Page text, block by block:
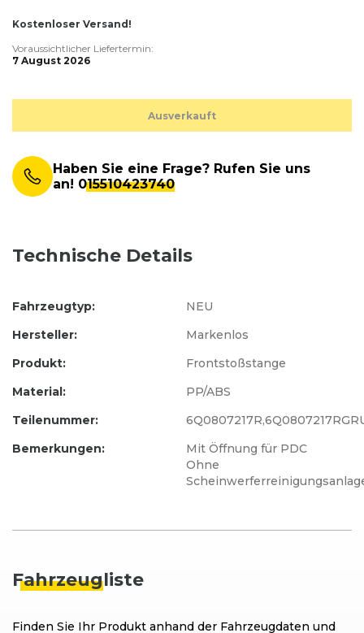
Kostenloser Versand!
Voraussichtlicher Liefertermin:
7 August 2026
Ausverkauft
Haben Sie eine Frage? Rufen Sie uns
an! 015510423740
Technische Details
Hersteller:
Markenlos
Produkt:
Frontstoßstange
Fahrzeugtyp: NEU
Material:
PP/ABS
Teilenummer:
Bemerkungen:
Mit Öffnung für PDC
Ohne
Fahrzeugliste
Finden Sie Ihr Produkt anhand der Fahrzeugdaten und